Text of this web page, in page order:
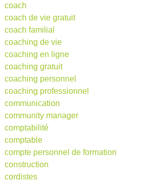
coach
coach de vie gratuit
coach familial
coaching de vie
coaching en ligne
coaching gratuit
coaching personnel
coaching professionnel
communication
community manager
comptabilité
comptable
compte personnel de formation
construction
cordistes